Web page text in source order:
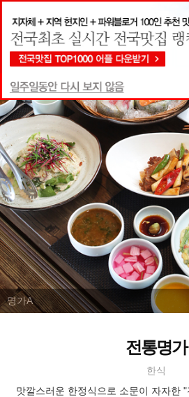
맛집상세정
명가A
전통명가
한식
맛깔스러운 한정식으로 소문이 자자한